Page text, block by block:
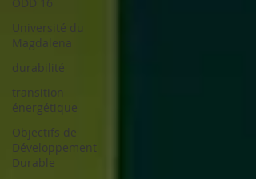
Université du
Magdalena
durabilité
transition
énergétique
Objectifs de
Développement
Durable